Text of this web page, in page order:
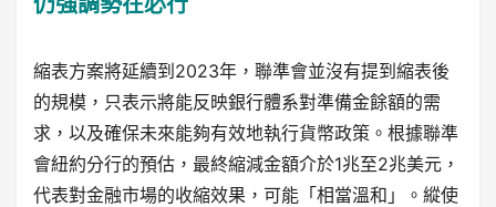
縮表方案將延續到2023年，聯準會並沒有提到縮表後
的規模，只表示將能反映銀行體系對準備金餘額的需
求，以及確保未來能夠有效地執行貨幣政策。根據聯準
會紐約分行的預估，最終縮減金額介於1兆至2兆美元，
代表對金融市場的收縮效果，可能「相當溫和」。縱使